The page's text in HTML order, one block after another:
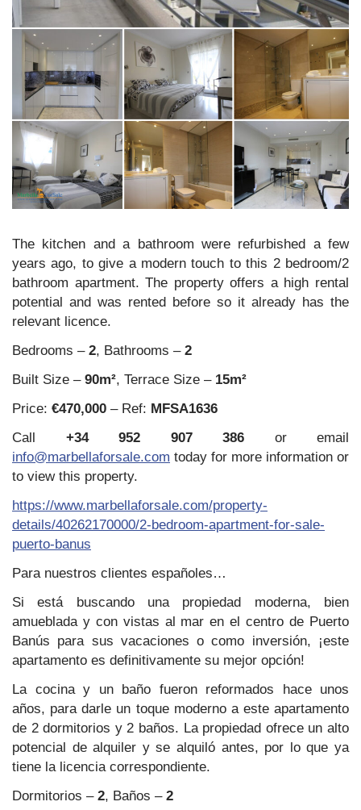
The kitchen and a bathroom were refurbished a few
years ago, to give a modern touch to this 2 bedroom/2
bathroom apartment. The property offers a high rental
potential and was rented before so it already has the
relevant licence.
Bedrooms – 2, Bathrooms – 2
Built Size – 90m², Terrace Size – 15m²
Price: €470,000 – Ref: MFSA1636
Call +34 952 907 386 or email
info@marbellaforsale.com today for more information or
to view this property.
https://www.marbellaforsale.com/property-
details/40262170000/2-bedroom-apartment-for-sale-
puerto-banus
Para nuestros clientes españoles…
Si está buscando una propiedad moderna, bien
amueblada y con vistas al mar en el centro de Puerto
Banús para sus vacaciones o como inversión, ¡este
apartamento es definitivamente su mejor opción!
La cocina y un baño fueron reformados hace unos
años, para darle un toque moderno a este apartamento
de 2 dormitorios y 2 baños. La propiedad ofrece un alto
potencial de alquiler y se alquiló antes, por lo que ya
tiene la licencia correspondiente.
Dormitorios – 2, Baños – 2